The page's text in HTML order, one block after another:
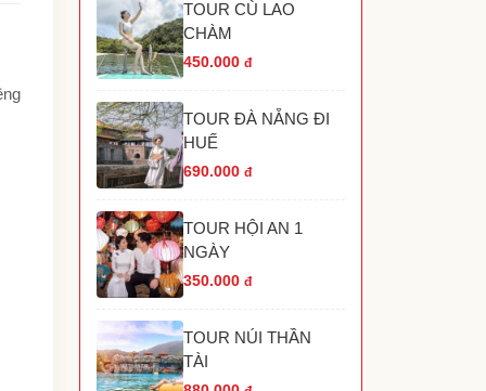
TOUR HÒN MÓNG TAY PHÚ QUỐC
TOUR HÒN THƠM PHÚ QUỐC
TOUR THAM QUAN GRAND WORLD PHÚ
TOUR HANG RÁI VĨNH HY NHA TRANG
TOUR THÁC YANG BAY NHA TRANG
TOUR CÙ LAO
CHÀM
450.000 đ
TOUR ĐÀ NẴNG ĐI
HUẾ
690.000 đ
TOUR HỘI AN 1
NGÀY
350.000 đ
TOUR NÚI THẦN
TÀI